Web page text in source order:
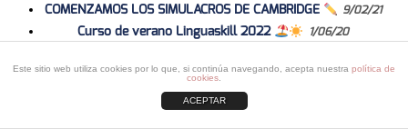
Este sitio web utiliza cookies por lo que, si continúa navegando, acepta nuestra política de
cookies
ACEPTAR
COMENZAMOS LOS SIMULACROS DE CAMBRIDGE 9/02/21
Curso de verano Linguaskill 2022 1/06/20